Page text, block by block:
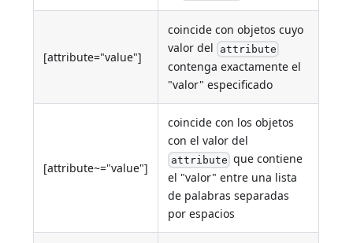
[attribute="value"]
coincide con objetos cuyo
valor del attribute
contenga exactamente el
"valor" especificado
[attribute~="value"]
coincide con los objetos
con el valor del
attribute que contiene
el "valor" entre una lista
de palabras separadas
por espacios